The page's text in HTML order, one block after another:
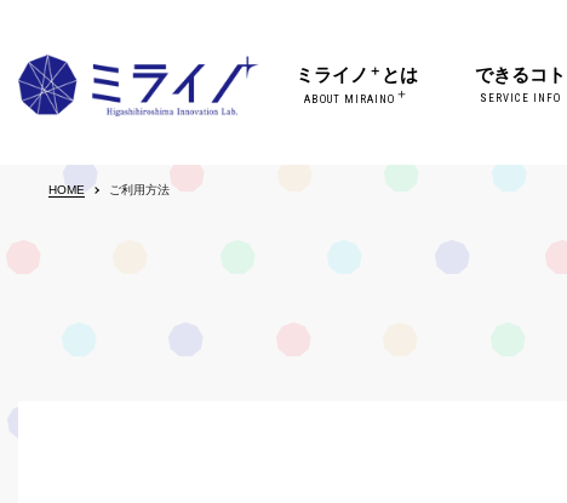
ミライノ ＋ とは
ABOUT MIRAINO ＋
できるコト
SERVICE INFO
HOME ご利用方法